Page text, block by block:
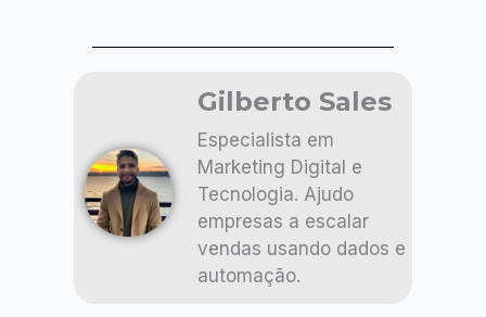
Gilberto Sales
Especialista em
Marketing Digital e
Tecnologia. Ajudo
empresas a escalar
vendas usando dados e
automação.